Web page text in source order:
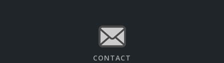
CONTACT